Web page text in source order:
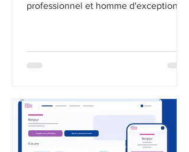
professionnel et homme d'exception.